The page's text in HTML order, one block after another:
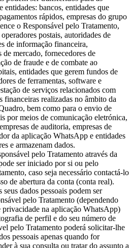
entidades: bancos, entidades que
rápidos, empresas do grupo
o Responsável pelo Tratamento,
postais, autoridades de
de informação financeira,
de mercado, fornecedores de
de fraude e de combate ao
entidades que gerem fundos de
de ferramentas, software e
de serviços relacionados com
financeiras realizadas no âmbito da
bem como para o envio de
por meios de comunicação eletrónica,
de auditoria, empresas de
da aplicação WhatsApp e entidades
e armazenam dados.
pelo Tratamento através da
ser iniciado por si ou pelo
caso seja necessário contactá-lo
de abertura da conta (conta real).
seus dados pessoais podem ser
pelo Tratamento (dependendo
privacidade na aplicação WhatsApp)
de perfil e do seu número de
pelo Tratamento poderá solicitar-lhe
pessoais apenas quando for
à sua consulta ou tratar do assunto a